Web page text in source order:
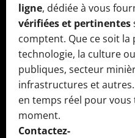
ligne, dédiée à vous
vérifiées et pertinentes
comptent. Que ce soit la
technologie, la culture
publiques, secteur
infrastructures et
en temps réel pour
moment.
Contactez-